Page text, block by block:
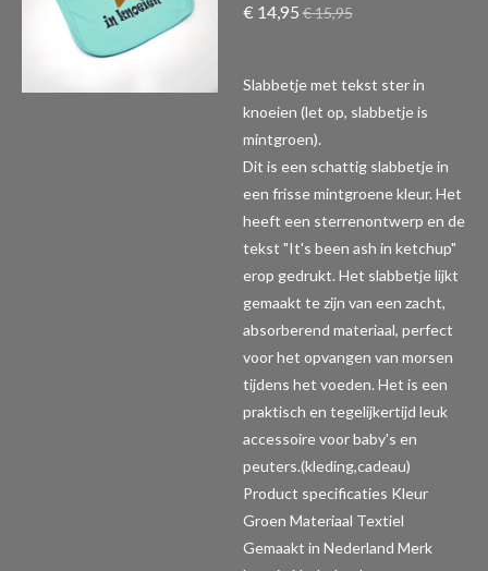
€ 14,95 € 15,95
Slabbetje met tekst ster in
knoeien (let op, slabbetje is
mintgroen).
Dit is een schattig slabbetje in
een frisse mintgroene kleur. Het
heeft een sterrenontwerp en de
tekst "It's been ash in ketchup"
erop gedrukt. Het slabbetje lijkt
gemaakt te zijn van een zacht,
absorberend materiaal, perfect
voor het opvangen van morsen
tijdens het voeden. Het is een
praktisch en tegelijkertijd leuk
accessoire voor baby's en
peuters.(kleding,cadeau)
Product specificaties Kleur
Groen Materiaal Textiel
Gemaakt in Nederland Merk